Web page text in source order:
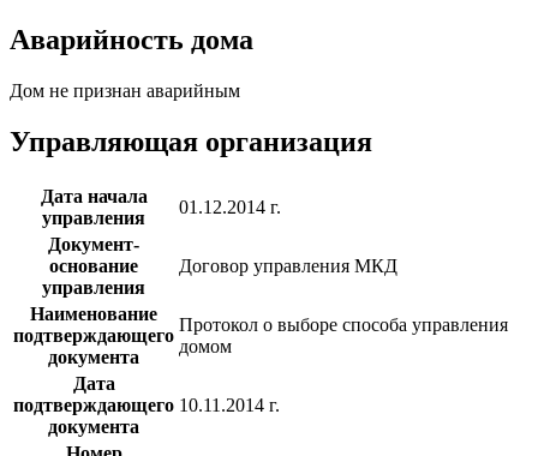
Аварийность дома
Дом не признан аварийным
Управляющая организация
Дата начала
управления
01.12.2014 г.
Документ-
основание
управления
Договор управления МКД
Наименование
подтверждающего
документа
Протокол о выборе способа управления
домом
Дата
подтверждающего
документа
10.11.2014 г.